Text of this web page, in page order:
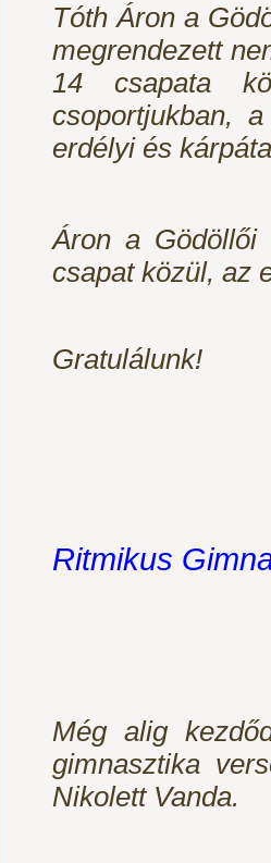
Tóth Áron a
megrendezett
14 csapata
csoportjukban,
erdélyi és
Áron a
csapat közül, az
Gratulálunk!
Ritmikus
Még alig
gimnasztika
Nikolett Vanda.